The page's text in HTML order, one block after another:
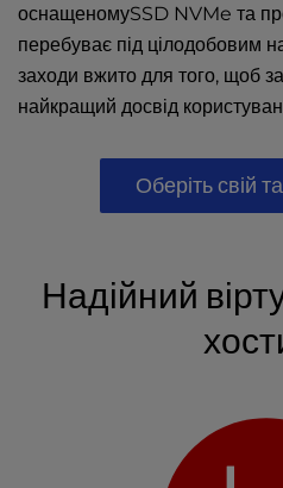
оснащеномуSSD NVMe та
перебуває під цілодобовим
заходи вжито для того, щоб
найкращий досвід
Оберіть свій
Надійний